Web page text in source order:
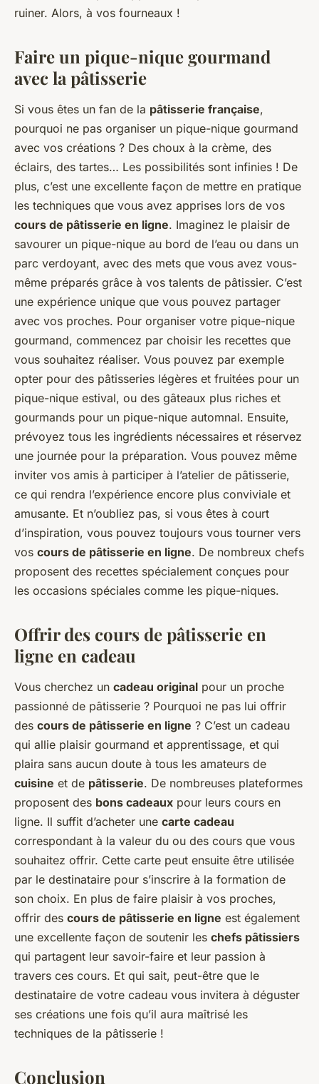
ruiner. Alors, à vos fourneaux !
Faire un pique-nique gourmand
avec la pâtisserie
Si vous êtes un fan de la pâtisserie française,
pourquoi ne pas organiser un pique-nique gourmand
avec vos créations ? Des choux à la crème, des
éclairs, des tartes… Les possibilités sont infinies ! De
plus, c’est une excellente façon de mettre en pratique
les techniques que vous avez apprises lors de vos
cours de pâtisserie en ligne. Imaginez le plaisir de
savourer un pique-nique au bord de l’eau ou dans un
parc verdoyant, avec des mets que vous avez vous-
même préparés grâce à vos talents de pâtissier. C’est
une expérience unique que vous pouvez partager
avec vos proches. Pour organiser votre pique-nique
gourmand, commencez par choisir les recettes que
vous souhaitez réaliser. Vous pouvez par exemple
opter pour des pâtisseries légères et fruitées pour un
pique-nique estival, ou des gâteaux plus riches et
gourmands pour un pique-nique automnal. Ensuite,
prévoyez tous les ingrédients nécessaires et réservez
une journée pour la préparation. Vous pouvez même
inviter vos amis à participer à l’atelier de pâtisserie,
ce qui rendra l’expérience encore plus conviviale et
amusante. Et n’oubliez pas, si vous êtes à court
d’inspiration, vous pouvez toujours vous tourner vers
vos cours de pâtisserie en ligne. De nombreux chefs
proposent des recettes spécialement conçues pour
les occasions spéciales comme les pique-niques.
Offrir des cours de pâtisserie en
ligne en cadeau
Vous cherchez un cadeau original pour un proche
passionné de pâtisserie ? Pourquoi ne pas lui offrir
des cours de pâtisserie en ligne ? C’est un cadeau
qui allie plaisir gourmand et apprentissage, et qui
plaira sans aucun doute à tous les amateurs de
cuisine et de pâtisserie. De nombreuses plateformes
proposent des bons cadeaux pour leurs cours en
ligne. Il suffit d’acheter une carte cadeau
correspondant à la valeur du ou des cours que vous
souhaitez offrir. Cette carte peut ensuite être utilisée
par le destinataire pour s’inscrire à la formation de
son choix. En plus de faire plaisir à vos proches,
offrir des cours de pâtisserie en ligne est également
une excellente façon de soutenir les chefs pâtissiers
qui partagent leur savoir-faire et leur passion à
travers ces cours. Et qui sait, peut-être que le
destinataire de votre cadeau vous invitera à déguster
ses créations une fois qu’il aura maîtrisé les
techniques de la pâtisserie !
Conclusion